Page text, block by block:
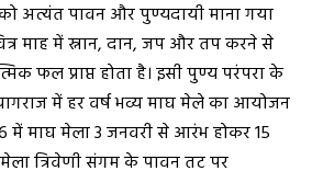
अत्यंत पावन और पुण्यदायी माना गया
माह में स्नान, दान, जप और तप करने से
फल प्राप्त होता है। इसी पुण्य परंपरा के
में हर वर्ष भव्य माघ मेले का आयोजन
में माघ मेला 3 जनवरी से आरंभ होकर 15
त्रिवेणी संगम के पावन तट पर